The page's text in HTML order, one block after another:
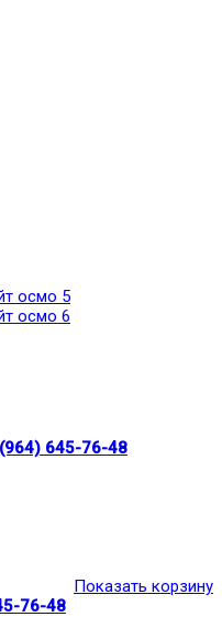
осмо 5
осмо 6
645-76-48
Показать корзину
76-48